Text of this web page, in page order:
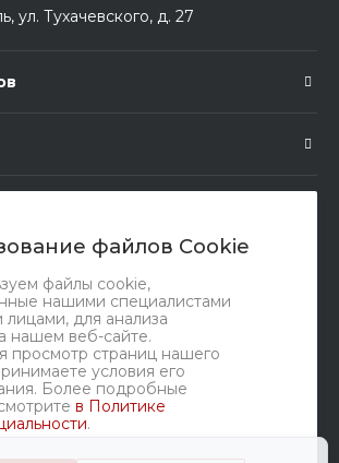
файлов Cookie
файлы cookie,
нашими специалистами
лицами, для анализа
нашем веб-сайте.
просмотр страниц нашего
условия его
Более подробные
в Политике
.
ул. Тухачевского, д. 27
Мы в соц. сетях